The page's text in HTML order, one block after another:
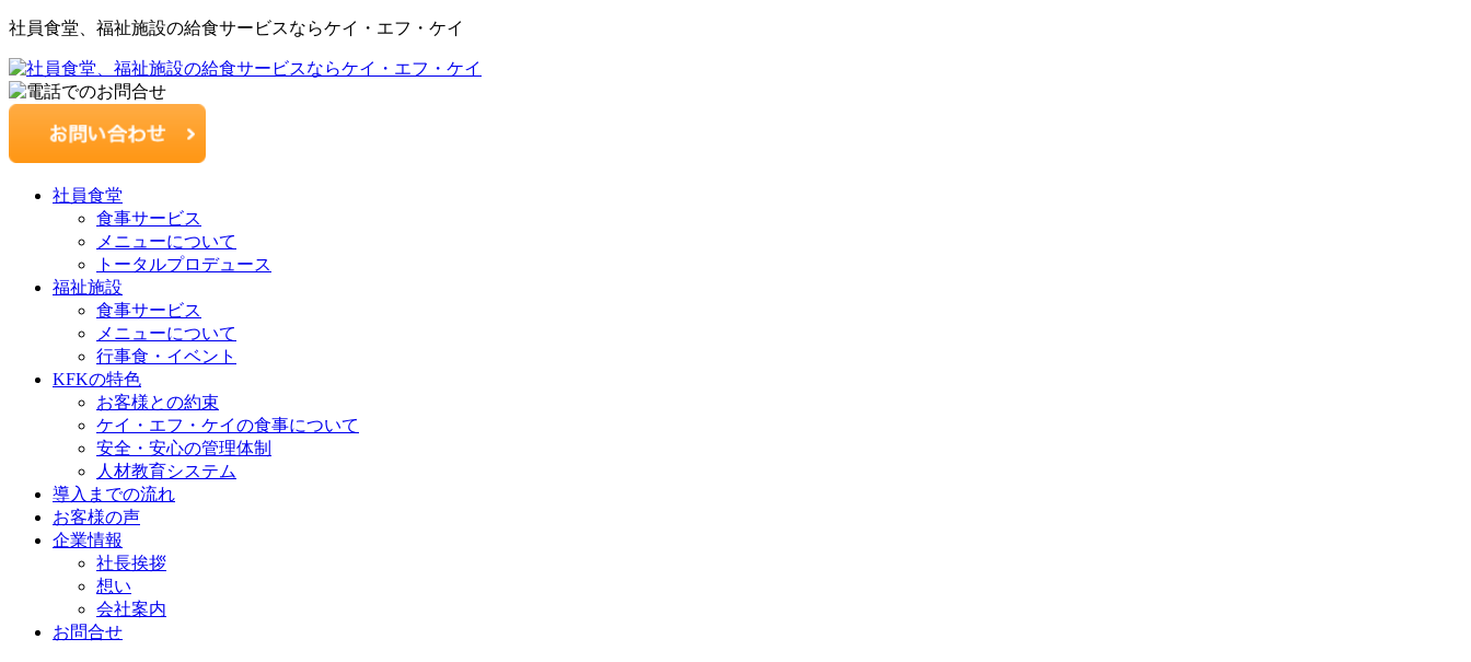
社員食堂、福祉施設の給食サービスならケイ・エフ・ケイ
社員食堂
食事サービス
メニューについて
トータルプロデュース
福祉施設
食事サービス
メニューについて
行事食・イベント
KFKの特色
お客様との約束
ケイ・エフ・ケイの食事について
安全・安心の管理体制
人材教育システム
導入までの流れ
お客様の声
企業情報
社長挨拶
想い
会社案内
お問合せ